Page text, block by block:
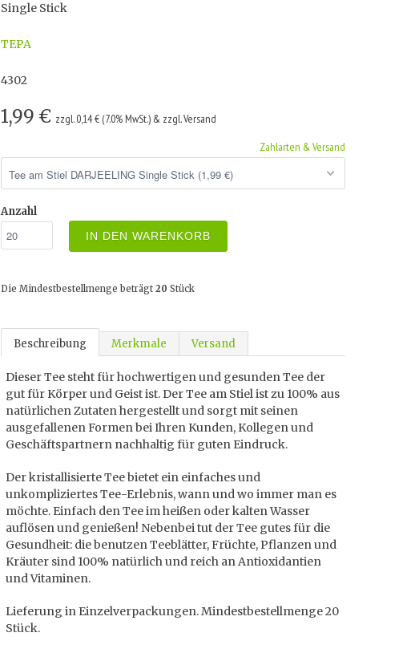
Single Stick
TEPA
4302
1,99 € zzgl. 0,14 € (7.0% MwSt.) & zzgl. Versand
Zahlarten & Versand
Anzahl
IN DEN WARENKORB
Die Mindestbestellmenge beträgt 20 Stück
Beschreibung Merkmale Versand
Dieser Tee steht für hochwertigen und gesunden Tee der
gut für Körper und Geist ist. Der Tee am Stiel ist zu 100% aus
natürlichen Zutaten hergestellt und sorgt mit seinen
ausgefallenen Formen bei Ihren Kunden, Kollegen und
Geschäftspartnern nachhaltig für guten Eindruck.
Der kristallisierte Tee bietet ein einfaches und
unkompliziertes Tee-Erlebnis, wann und wo immer man es
möchte. Einfach den Tee im heißen oder kalten Wasser
auflösen und genießen! Nebenbei tut der Tee gutes für die
Gesundheit: die benutzen Teeblätter, Früchte, Pflanzen und
Kräuter sind 100% natürlich und reich an Antioxidantien
und Vitaminen.
Lieferung in Einzelverpackungen. Mindestbestellmenge 20
Stück.